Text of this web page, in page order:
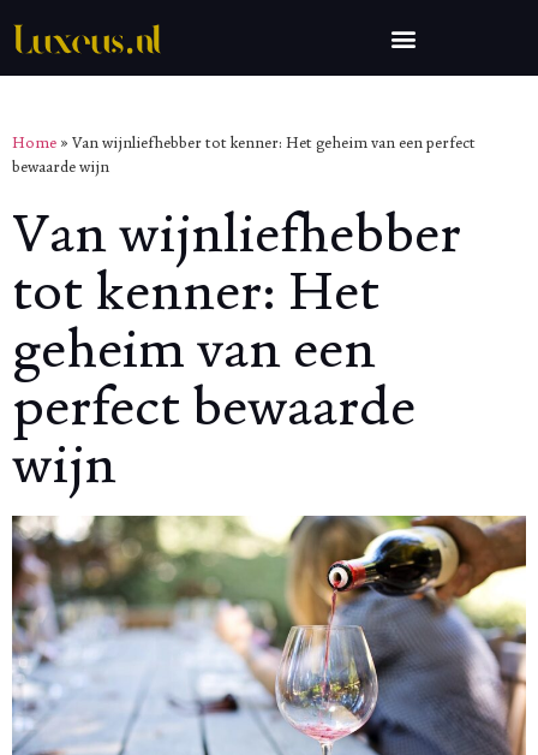
Home » Van wijnliefhebber tot kenner: Het geheim van een perfect
bewaarde wijn
Van wijnliefhebber
tot kenner: Het
geheim van een
perfect bewaarde
wijn